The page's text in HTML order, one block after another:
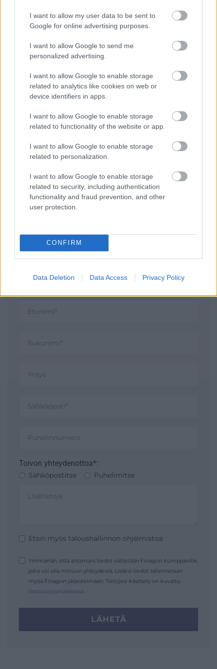
I want to allow my user data to be sent to
Google for online advertising purposes.
I want to allow Google to send me
personalized advertising.
I want to allow Google to enable storage
related to analytics like cookies on web or
device identifiers in apps.
I want to allow Google to enable storage
related to functionality of the website or app.
I want to allow Google to enable storage
related to personalization.
I want to allow Google to enable storage
related to security, including authentication
functionality and fraud prevention, and other
user protection.
CONFIRM
Data Deletion Data Access Privacy Policy
tilinpäätökset
Maksatuspalvelut
Ostolaskuihin liittyvät palvelut
Palkkahallinnon palvelut
YHTEYSTIEDOT
YHTEYDENOTTO­PYYNTÖ TILI­
TOIMISTOON
Toivon yhteydenottoa*:
Sähköpostitse Puhelimitse
Etsin myös taloushallinnon ohjelmistoa
Ymmärrän, että antamani tiedot välitetään Finagon kumppanille,
joka voi olla minuun yhteydessä. Lisäksi tiedot tallennetaan
myös Finagon järjestelmään. Tietojesi käsittely on kuvattu
tietosuojaselosteessa .
LÄHETÄ